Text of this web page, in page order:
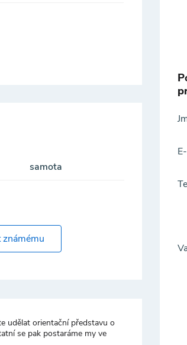
samota
známému
udělat orientační představu o
se pak postaráme my ve